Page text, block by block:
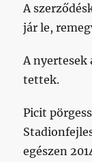
A
jár le,
A
tettek.
Picit
egészen